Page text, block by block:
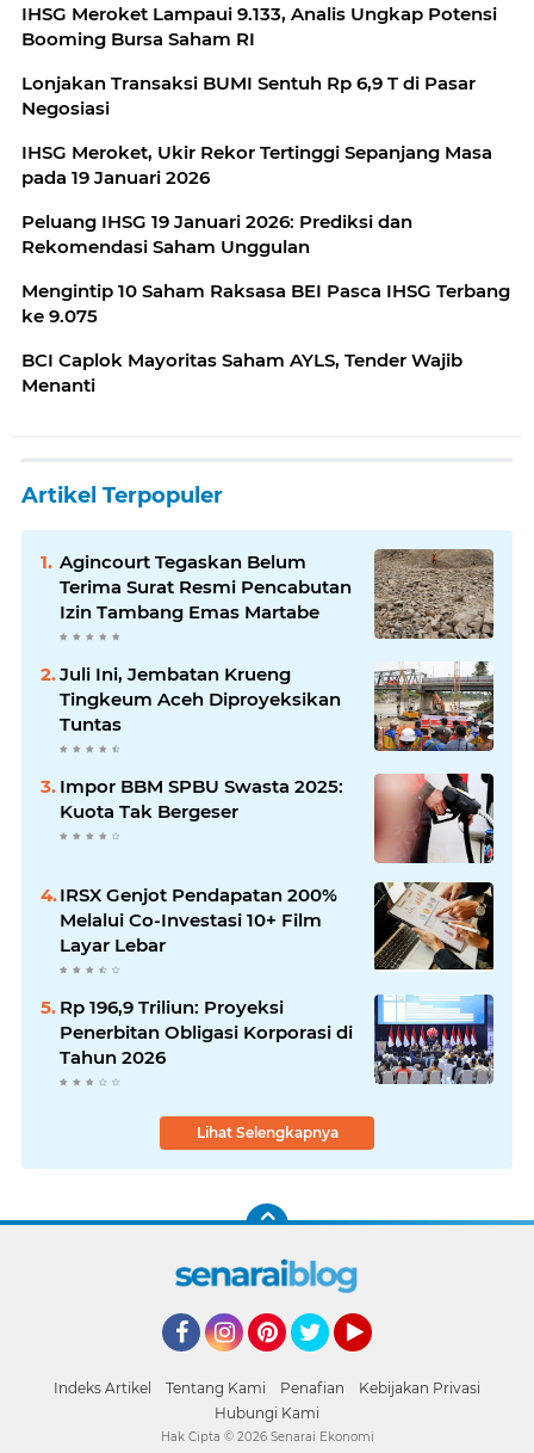
IHSG Meroket Lampaui 9.133, Analis Ungkap Potensi
Booming Bursa Saham RI
Lonjakan Transaksi BUMI Sentuh Rp 6,9 T di Pasar
Negosiasi
IHSG Meroket, Ukir Rekor Tertinggi Sepanjang Masa
pada 19 Januari 2026
Peluang IHSG 19 Januari 2026: Prediksi dan
Rekomendasi Saham Unggulan
Mengintip 10 Saham Raksasa BEI Pasca IHSG Terbang
ke 9.075
BCI Caplok Mayoritas Saham AYLS, Tender Wajib
Menanti
Artikel Terpopuler
Agincourt Tegaskan Belum
Terima Surat Resmi Pencabutan
Izin Tambang Emas Martabe
Juli Ini, Jembatan Krueng
Tingkeum Aceh Diproyeksikan
Tuntas
Impor BBM SPBU Swasta 2025:
Kuota Tak Bergeser
IRSX Genjot Pendapatan 200%
Melalui Co-Investasi 10+ Film
Layar Lebar
Rp 196,9 Triliun: Proyeksi
Penerbitan Obligasi Korporasi di
Tahun 2026
Lihat Selengkapnya
Indeks Artikel Tentang Kami Penafian
Kebijakan Privasi
Hubungi Kami
Hak Cipta © 2026 Senarai Ekonomi